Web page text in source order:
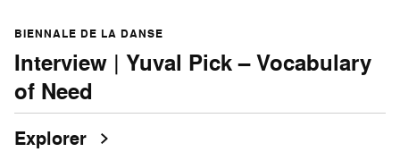
BIENNALE DE LA DANSE
Interview | Yuval Pick – Vocabulary
of Need
Explorer